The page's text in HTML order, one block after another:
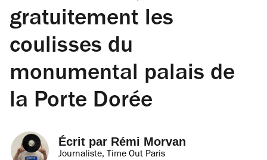
gratuitement les
coulisses du
monumental palais de
la Porte Dorée
Écrit par Rémi Morvan
Journaliste, Time Out Paris